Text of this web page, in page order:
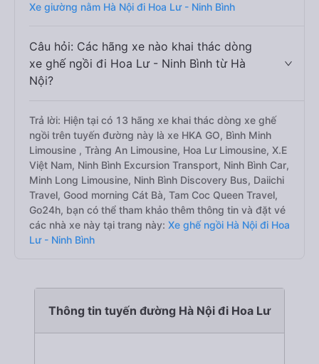
Xe giường nằm Hà Nội đi Hoa Lư - Ninh Bình
Câu hỏi: Các hãng xe nào khai thác dòng
xe ghế ngồi đi Hoa Lư - Ninh Bình từ Hà
Nội?
Trả lời: Hiện tại có 13 hãng xe khai thác dòng xe ghế
ngồi trên tuyến đường này là xe HKA GO, Bình Minh
Limousine , Tràng An Limousine, Hoa Lư Limousine, X.E
Việt Nam, Ninh Bình Excursion Transport, Ninh Bình Car,
Minh Long Limousine, Ninh Bình Discovery Bus, Daiichi
Travel, Good morning Cát Bà, Tam Coc Queen Travel,
Go24h, bạn có thể tham khảo thêm thông tin và đặt vé
các nhà xe này tại trang này: Xe ghế ngồi Hà Nội đi Hoa
Lư - Ninh Bình
Thông tin tuyến đường Hà Nội đi Hoa Lư